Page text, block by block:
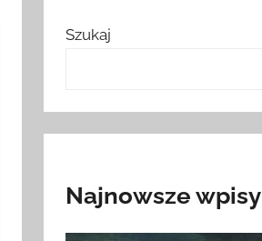
Szukaj
Najnowsze wpisy